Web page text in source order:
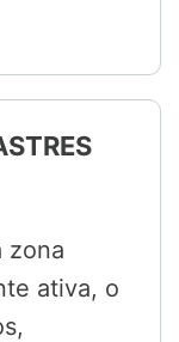
zona
ativa, o